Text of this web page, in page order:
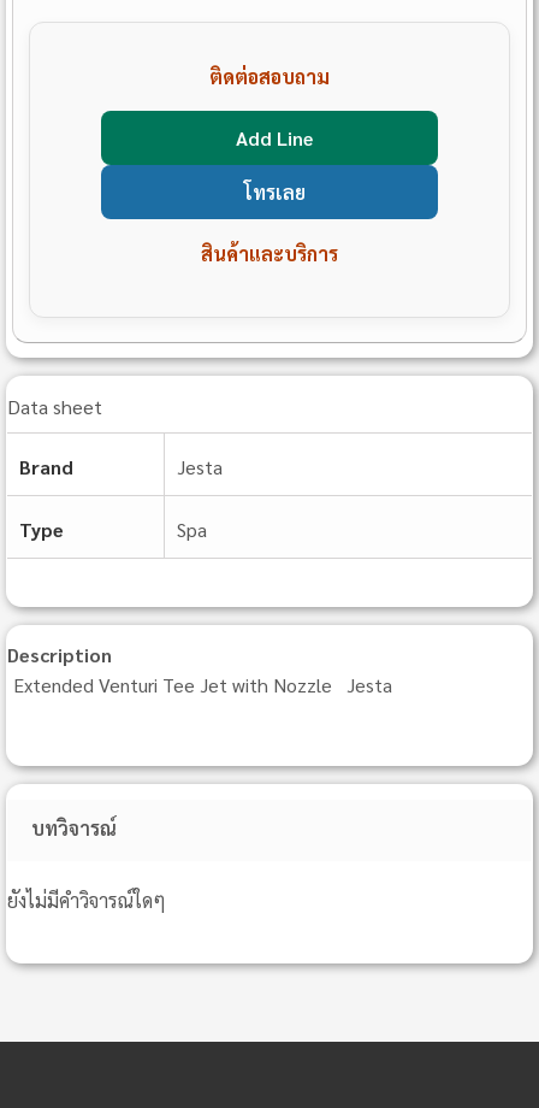
ติดต่อสอบถาม
Add Line
โทรเลย
สินค้าและบริการ
Data sheet
Brand Jesta
Type Spa
Description
Extended Venturi Tee Jet with Nozzle Jesta
บทวิจารณ์
ยังไม่มีคำวิจารณ์ใดๆ